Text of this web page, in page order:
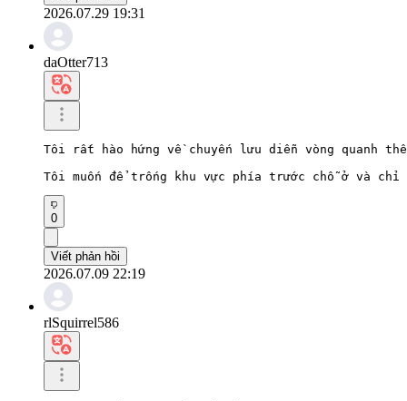
2026.07.29 19:31
daOtter713
Tôi rất hào hứng về chuyến lưu diễn vòng quanh
Tôi muốn để trống khu vực phía trước chỗ ở và
0
Viết phản hồi
2026.07.09 22:19
rlSquirrel586